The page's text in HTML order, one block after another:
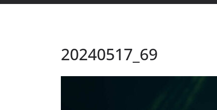
20240517_69